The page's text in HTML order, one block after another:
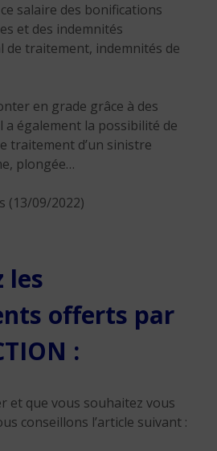
salaire des bonifications
et des indemnités
de traitement, indemnités de
en grade grâce à des
a également la possibilité de
traitement d’un sinistre
plongée…
(13/09/2022)
les
offerts par
:
et que vous souhaitez vous
conseillons l’article suivant :